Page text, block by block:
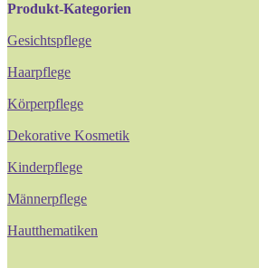
Produkt-Kategorien
Gesichtspflege
Haarpflege
Körperpflege
Dekorative Kosmetik
Kinderpflege
Männerpflege
Hautthematiken